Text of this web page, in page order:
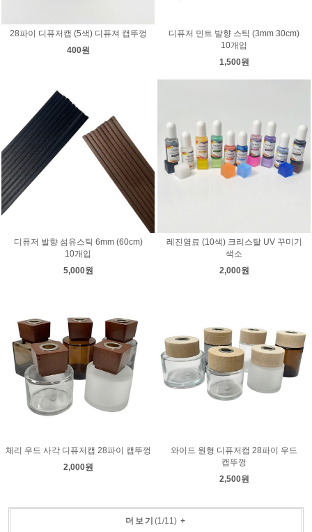
28파이 디퓨저캡 (5색) 디퓨져 캡뚜껑
400원
디퓨저 민트 발향 스틱 (3mm 30cm)
10개입
1,500원
디퓨저 발향 섬유스틱 6mm (60cm)
10개입
5,000원
레진염료 (10색) 크리스탈 UV 꾸미기
색소
2,000원
체리 우드 사각 디퓨저캡 28파이 캡뚜껑
2,000원
와이드 원형 디퓨저캡 28파이 우드
캡뚜껑
2,500원
더보기 (1/11) +